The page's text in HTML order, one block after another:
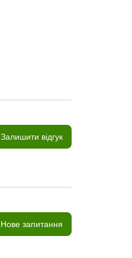
Залишити відгук
Нове запитання